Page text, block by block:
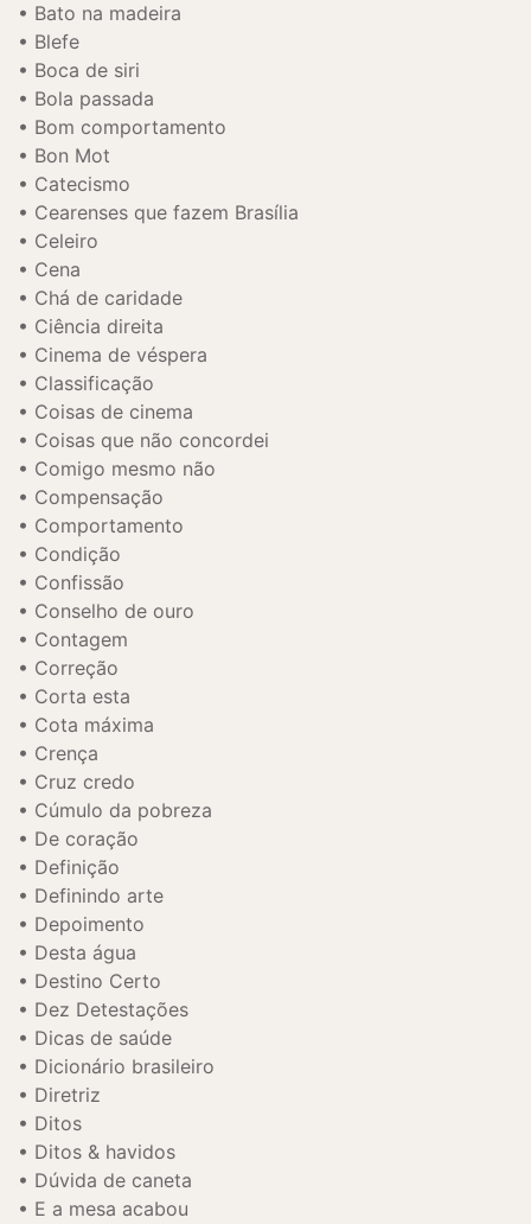
Bato na madeira
Blefe
Boca de siri
Bola passada
Bom comportamento
Bon Mot
Catecismo
Cearenses que fazem Brasília
Celeiro
Cena
Chá de caridade
Ciência direita
Cinema de véspera
Classificação
Coisas de cinema
Coisas que não concordei
Comigo mesmo não
Compensação
Comportamento
Condição
Confissão
Conselho de ouro
Contagem
Correção
Corta esta
Cota máxima
Crença
Cruz credo
Cúmulo da pobreza
De coração
Definição
Definindo arte
Depoimento
Desta água
Destino Certo
Dez Detestações
Dicas de saúde
Dicionário brasileiro
Diretriz
Ditos
Ditos & havidos
Dúvida de caneta
E a mesa acabou